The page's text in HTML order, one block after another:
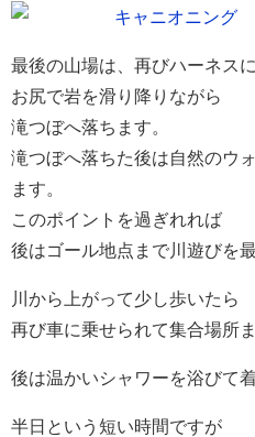
最後の山場は、再びハーネス
お尻で岩を滑り降りながら
滝つぼへ落ちます。
滝つぼへ落ちた後は自然のウ
ます。
このポイントを過ぎれれば
後はゴール地点まで川遊びを
川から上がって少し歩いたら
再び車に乗せられて集合場所
後は温かいシャワーを浴びて
半日という短い時間ですが